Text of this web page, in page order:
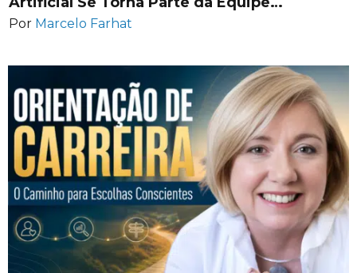
Por Marcelo Farhat